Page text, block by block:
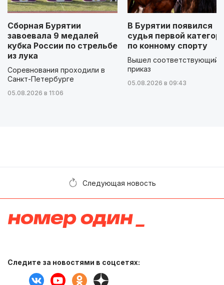
Сборная Бурятии
завоевала 9 медалей
кубка России по стрельбе
из лука
Соревнования проходили в
Санкт-Петербурге
05.08.2026 в 11:06
В Бурятии появился
судья первой
по конному спорту
Вышел соответствующий
приказ
05.08.2026 в 09:43
Следующая новость
Следите за новостями в соцсетях: